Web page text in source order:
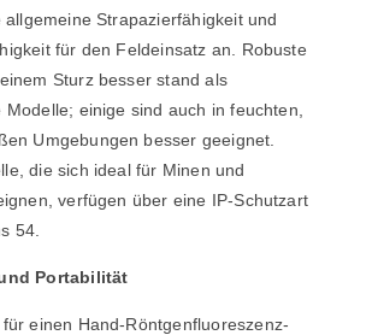
Strapazierfähigkeit und
für den Feldeinsatz an. Robuste
Sturz besser stand als
einige sind auch in feuchten,
Umgebungen besser geeignet.
die sich ideal für Minen und
verfügen über eine IP-Schutzart
54.
Portabilität
einen Hand-Röntgenfluoreszenz-